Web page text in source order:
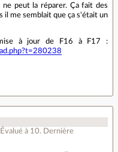
peut la réparer. Ça fait des
il me semblait que ça s'était un
à jour de F16 à F17 :
Évalué à 10. Dernière